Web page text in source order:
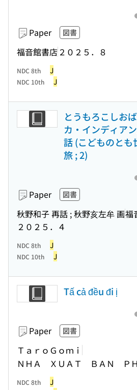
Paper 図書
福音館書店 ２０２５．８
NDC 8th J
NDC 10th J
とうもろこしお
カ・インディア
話 (こどものとも
旅 ; 2)
Paper 図書
秋野和子 再話 ; 秋野亥左牟 画福
２０２５．４
NDC 8th J
NDC 10th J
Tấ cả đều đi ị
Paper 図書
ＴａｒｏＧｏｍｉ
ＮＨＡ ＸＵＡＴ ＢＡＮ Ｐ
NDC 8th J